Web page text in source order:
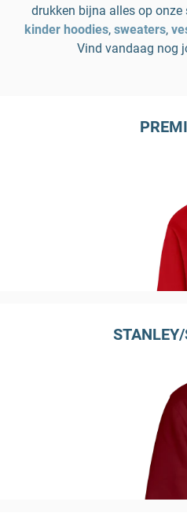
drukken bijna alles op onze
kinder hoodies, sweaters,
Vind vandaag nog